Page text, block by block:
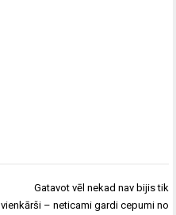
Gatavot vēl nekad nav bijis tik
vienkārši – neticami gardi cepumi no